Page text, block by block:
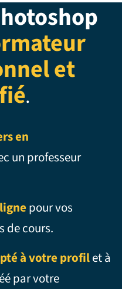
et
.
en
un professeur
pour vos
de cours.
à votre profilet à
par votre